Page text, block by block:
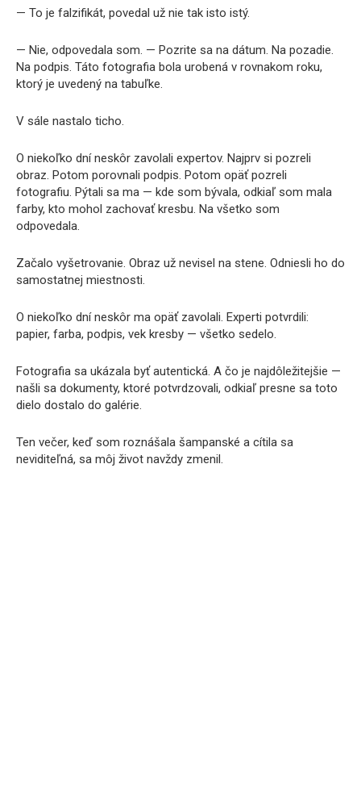
— To je falzifikát, povedal už nie tak isto istý.
— Nie, odpovedala som. — Pozrite sa na dátum. Na pozadie.
Na podpis. Táto fotografia bola urobená v rovnakom roku,
ktorý je uvedený na tabuľke.
V sále nastalo ticho.
O niekoľko dní neskôr zavolali expertov. Najprv si pozreli
obraz. Potom porovnali podpis. Potom opäť pozreli
fotografiu. Pýtali sa ma — kde som bývala, odkiaľ som mala
farby, kto mohol zachovať kresbu. Na všetko som
odpovedala.
Začalo vyšetrovanie. Obraz už nevisel na stene. Odniesli ho do
samostatnej miestnosti.
O niekoľko dní neskôr ma opäť zavolali. Experti potvrdili:
papier, farba, podpis, vek kresby — všetko sedelo.
Fotografia sa ukázala byť autentická. A čo je najdôležitejšie —
našli sa dokumenty, ktoré potvrdzovali, odkiaľ presne sa toto
dielo dostalo do galérie.
Ten večer, keď som roznášala šampanské a cítila sa
neviditeľná, sa môj život navždy zmenil.